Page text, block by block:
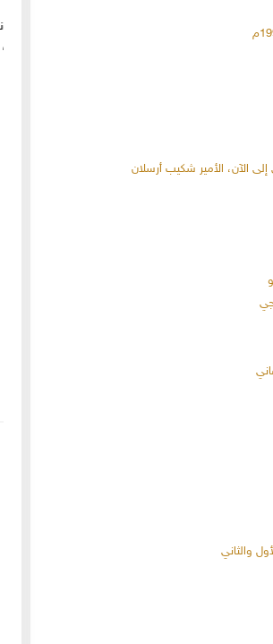
الآن، الأمير شكيب أرسلان
والتكهنات كثيرة حول نشوء تنظيم
السري والذي يعرف باسم "عشيرة البناؤون
الروايات الشائعة عن نشأة الماسونية